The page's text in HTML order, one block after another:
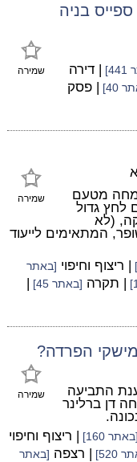
נ' ספייס בניה
שמירה | דירה
40]
| פסק
שמירה
מטעם
לחץ גדול
(לא
המתאימים לייעוד
| ריצוף וחיפוי [באתר
| תקרה [באתר 45]
|
הפרדה?
שמירה
התביעה
דן ברלינר
[באתר 160] | ריצוף וחיפוי
520] | רצפה [באתר